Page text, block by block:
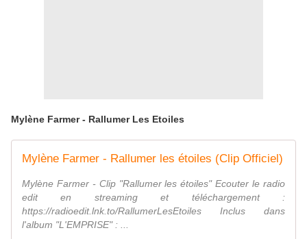
Mylène Farmer - Rallumer Les Etoiles
Mylène Farmer - Rallumer les étoiles (Clip Officiel)
Mylène Farmer - Clip "Rallumer les étoiles" Ecouter le radio
edit en streaming et téléchargement :
https://radioedit.lnk.to/RallumerLesEtoiles Inclus dans
l'album "L'EMPRISE" : ...